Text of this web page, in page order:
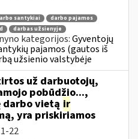
santykiai
darbo pajamos
darbas užsienyje
kategorijos:Gyventojų
pajamos (gautos iš
užsienio valstybėje
už darbuotojų,
pobūdžio...,
darbo vietą ir
yra priskiriamos
22